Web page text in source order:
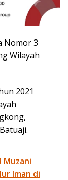
Nomor 3
Wilayah
2021
Muzani
Iman di